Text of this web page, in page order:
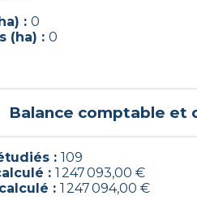
: 0
(ha) : 0
Balance comptable et
: 109
: 1 247 093,00 €
: 1 247 094,00 €